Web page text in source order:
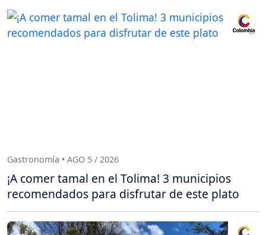
Gastronomía • AGO 5 / 2026
¡A comer tamal en el Tolima! 3 municipios
recomendados para disfrutar de este plato